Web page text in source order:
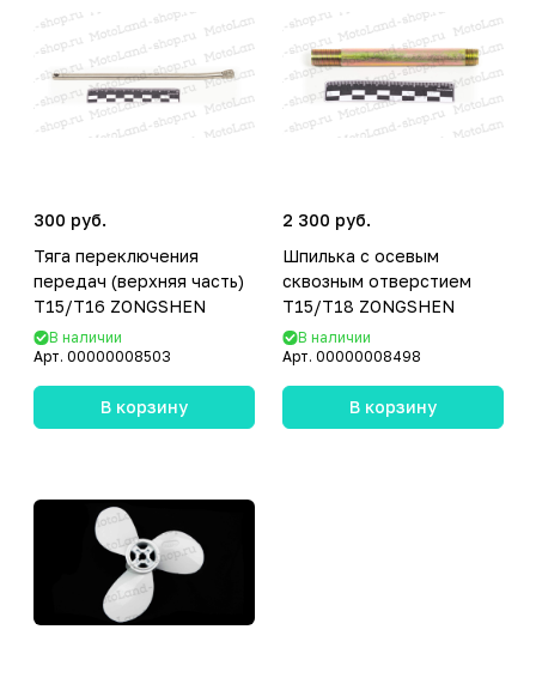
300 руб.
Тяга переключения
передач (верхняя часть)
T15/T16 ZONGSHEN
В наличии
Арт. 00000008503
В корзину
2 300 руб.
Шпилька с осевым
сквозным отверстием
T15/T18 ZONGSHEN
В наличии
Арт. 00000008498
В корзину